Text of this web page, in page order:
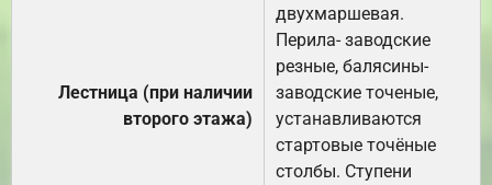
Лестница (при наличии
второго этажа)
двухмаршевая.
Перила- заводские
резные, балясины-
заводские точеные,
устанавливаются
стартовые точёные
столбы. Ступени